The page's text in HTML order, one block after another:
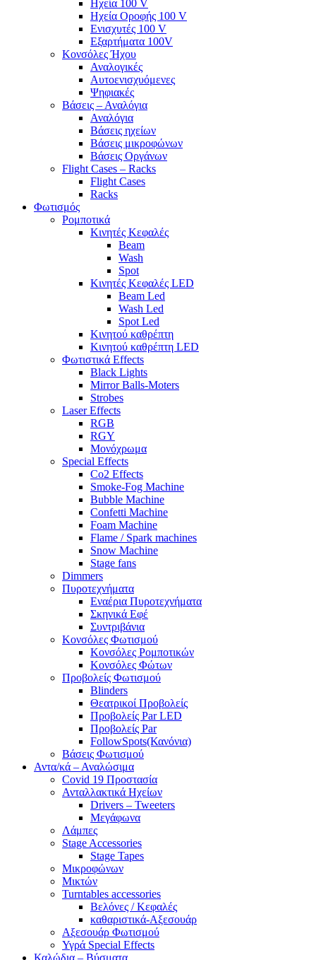
Ηχεία 100 V
Ηχεία Οροφής 100 V
Ενισχυτές 100 V
Εξαρτήματα 100V
Κονσόλες Ήχου
Αναλογικές
Αυτοενισχυόμενες
Ψηφιακές
Βάσεις – Αναλόγια
Αναλόγια
Βάσεις ηχείων
Βάσεις μικροφώνων
Βάσεις Οργάνων
Flight Cases – Racks
Flight Cases
Racks
Φωτισμός
Ρομποτικά
Κινητές Κεφαλές
Beam
Wash
Spot
Κινητές Κεφαλές LED
Beam Led
Wash Led
Spot Led
Κινητού καθρέπτη
Κινητού καθρέπτη LED
Φωτιστικά Effects
Black Lights
Mirror Balls-Moters
Strobes
Laser Effects
RGB
RGY
Μονόχρωμα
Special Effects
Co2 Effects
Smoke-Fog Machine
Bubble Machine
Confetti Machine
Foam Machine
Flame / Spark machines
Snow Machine
Stage fans
Dimmers
Πυροτεχνήματα
Εναέρια Πυροτεχνήματα
Σκηνικά Εφέ
Συντριβάνια
Κονσόλες Φωτισμού
Κονσόλες Ρομποτικών
Κονσόλες Φώτων
Προβολείς Φωτισμού
Blinders
Θεατρικοί Προβολείς
Προβολείς Par LED
Προβολείς Par
FollowSpots(Κανόνια)
Βάσεις Φωτισμού
Αντα/κά – Αναλώσιμα
Covid 19 Προστασία
Ανταλλακτικά Ηχείων
Drivers – Tweeters
Μεγάφωνα
Λάμπες
Stage Accessories
Stage Tapes
Μικροφώνων
Μικτών
Turntables accessories
Βελόνες / Κεφαλές
καθαριστικά-Αξεσουάρ
Αξεσουάρ Φωτισμού
Υγρά Special Effects
Καλώδια – Βύσματα